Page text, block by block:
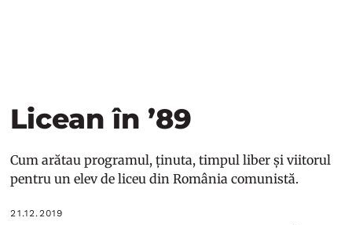
Licean în ’89
Cum arătau programul, ținuta, timpul liber și viitorul
pentru un elev de liceu din România comunistă.
21.12.2019